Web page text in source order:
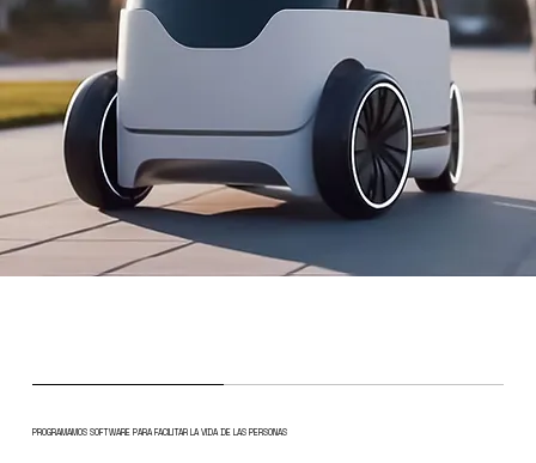
PROGRAMAMOS SOFTWARE PARA FACILITAR LA VIDA DE LAS PERSONAS